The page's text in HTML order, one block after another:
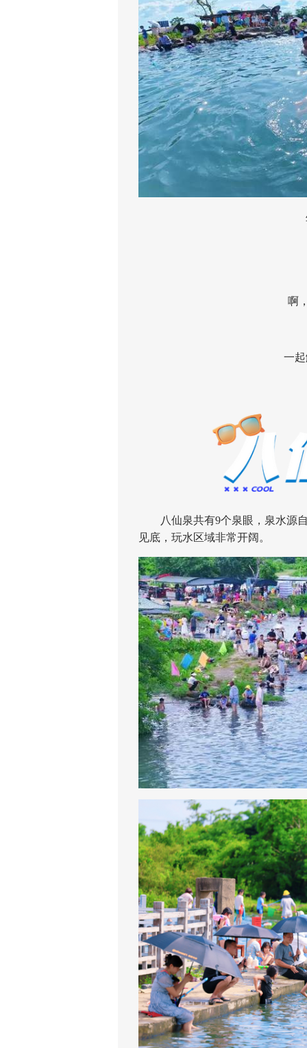
坐
啊，
一起解
八仙泉共有9个泉眼，泉水源自
见底，玩水区域非常开阔。